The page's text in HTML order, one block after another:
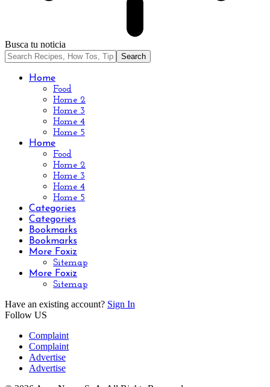
Busca tu noticia
Home
Food
Home 2
Home 3
Home 4
Home 5
Home
Food
Home 2
Home 3
Home 4
Home 5
Categories
Categories
Bookmarks
Bookmarks
More Foxiz
Sitemap
More Foxiz
Sitemap
Have an existing account? Sign In
Follow US
Complaint
Complaint
Advertise
Advertise